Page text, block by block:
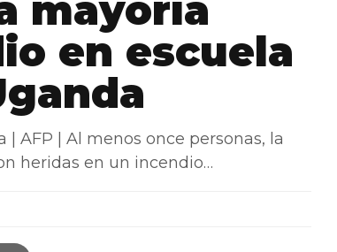
mayoría
en escuela
AFP | Al menos once personas, la
heridas en un incendio…